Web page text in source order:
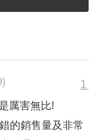
1
厲害無比!
的銷售量及非常